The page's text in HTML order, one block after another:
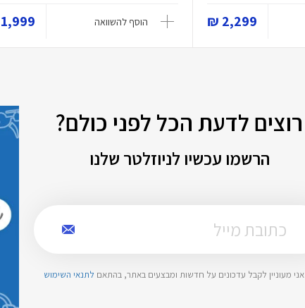
2,299 ₪ הוסף להשוואה 1,999 ₪
רוצים לדעת הכל לפני כולם?
הרשמו עכשיו לניוזלטר שלנו
אני מעוניין לקבל עדכונים על חדשות ומבצעים באתר, בהתאם לתנאי השימוש